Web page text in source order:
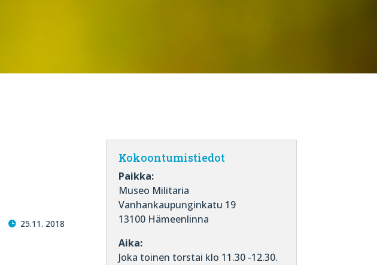
25.11. 2018
Kokoontumistiedot
Paikka:
Museo Militaria
Vanhankaupunginkatu 19
13100 Hämeenlinna
Aika:
Joka toinen torstai klo 11.30 -12.30.